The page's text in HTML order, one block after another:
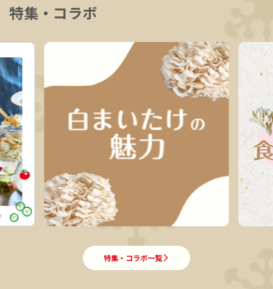
特集・コラボ
特集・コラボ一覧